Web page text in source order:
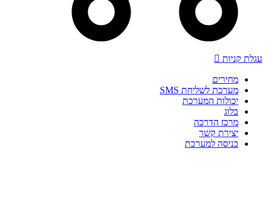
עגלת קניות
מחירים
מערכת לשליחת SMS
יכולות המערכת
בלוג
מרכז הדרכה
יצירת קשר
כניסה למערכת